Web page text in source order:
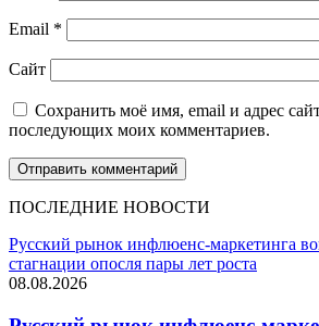
Email *
Сайт
Сохранить моё имя, email и адрес
последующих моих комментариев.
ПОСЛЕДНИЕ НОВОСТИ
Русский рынок инфлюенс-маркетинга
стагнации опосля пары лет роста
08.08.2026